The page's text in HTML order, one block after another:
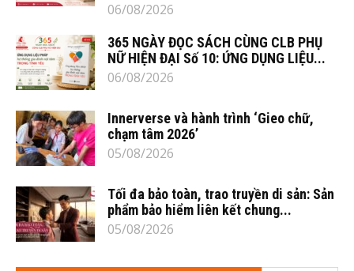
06/08/2026
365 NGÀY ĐỌC SÁCH CÙNG CLB PHỤ
NỮ HIỆN ĐẠI Số 10: ỨNG DỤNG LIỆU...
06/08/2026
Innerverse và hành trình ‘Gieo chữ,
chạm tâm 2026’
05/08/2026
Tối đa bảo toàn, trao truyền di sản: Sản
phẩm bảo hiểm liên kết chung...
05/08/2026